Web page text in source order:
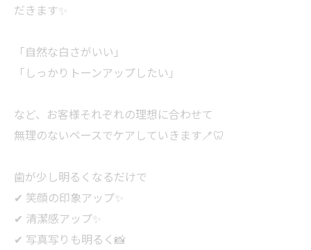
だきます✨
「自然な白さがいい」
「しっかりトーンアップしたい」
など、お客様それぞれの理想に合わせて
無理のないペースでケアしていきます🪥🦷
歯が少し明るくなるだけで
✔ 笑顔の印象アップ✨
✔ 清潔感アップ✨
✔ 写真写りも明るく📸